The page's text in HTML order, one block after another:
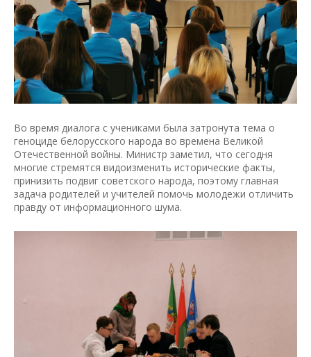
Во время диалога с учениками была затронута тема о
геноциде белорусского народа во времена Великой
Отечественной войны. Министр заметил, что сегодня
многие стремятся видоизменить исторические факты,
принизить подвиг советского народа, поэтому главная
задача родителей и учителей помочь молодежи отличить
правду от информационного шума.